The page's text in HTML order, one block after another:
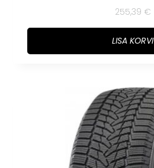
255,39 €
LISA KORVI